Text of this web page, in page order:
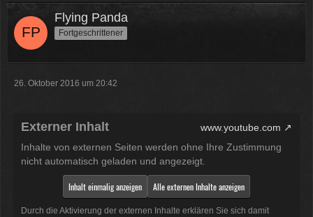
Flying Panda
Fortgeschrittener
26. Oktober 2016 um 20:42
Externer Inhalt
www.youtube.com
Inhalte von externen Seiten werden ohne Ihre Zustimmung
nicht automatisch geladen und angezeigt.
Inhalt einmalig anzeigen Alle externen Inhalte anzeigen
Durch die Aktivierung der externen Inhalte erklären Sie sich damit